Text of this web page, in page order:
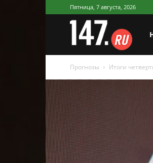
Пятница, 7 августа, 2026
Прогнозы Итоги